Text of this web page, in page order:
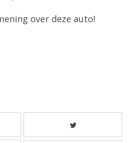
over deze auto!